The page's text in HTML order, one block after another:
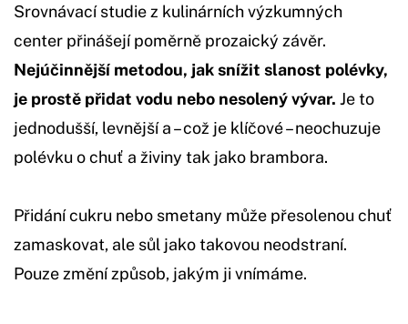
Srovnávací studie z kulinárních výzkumných
center přinášejí poměrně prozaický závěr.
Nejúčinnější metodou, jak snížit slanost polévky,
je prostě přidat vodu nebo nesolený vývar. Je to
jednodušší, levnější a – což je klíčové – neochuzuje
polévku o chuť a živiny tak jako brambora.
Přidání cukru nebo smetany může přesolenou chuť
zamaskovat, ale sůl jako takovou neodstraní.
Pouze změní způsob, jakým ji vnímáme.